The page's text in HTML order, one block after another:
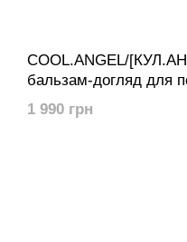
COOL.ANGEL/
бальзам-догляд для
відтінку світлого
1 990 грн